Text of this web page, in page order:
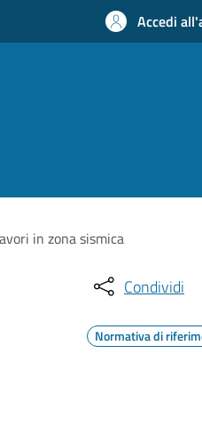
Accedi
in zona sismica
Condividi
Normativa di